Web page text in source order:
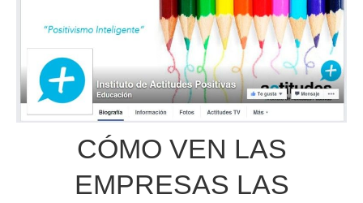
CÓMO VEN LAS
EMPRESAS LAS